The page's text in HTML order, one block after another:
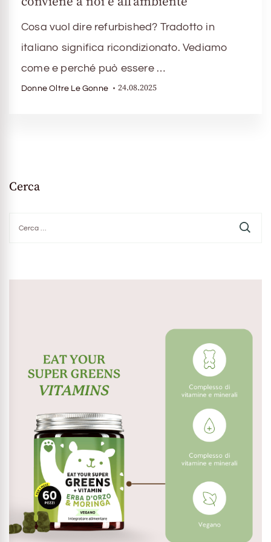
Cosa vuol dire refurbished? Tradotto in
italiano significa ricondizionato. Vediamo
come e perché può essere …
Donne Oltre Le Gonne 24.08.2025
Cerca
per: